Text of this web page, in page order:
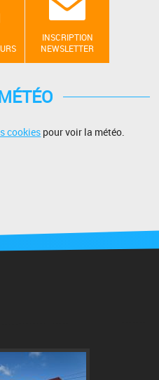
INSCRIPTION
NEWSLETTER
cookies pour voir la météo.